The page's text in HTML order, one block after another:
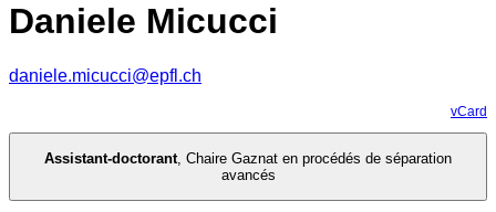
Daniele Micucci
daniele.micucci@epfl.ch
vCard
Assistant-doctorant, Chaire Gaznat en procédés de séparation
avancés